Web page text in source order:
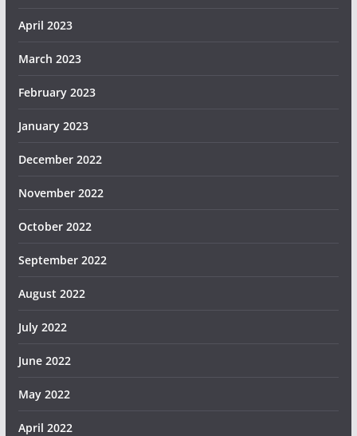
April 2023
March 2023
February 2023
January 2023
December 2022
November 2022
October 2022
September 2022
August 2022
July 2022
June 2022
May 2022
April 2022